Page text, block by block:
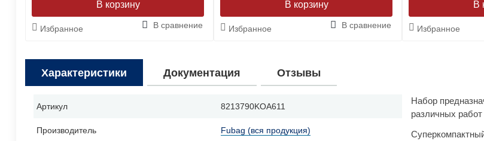
Избранное В сравнение Избранное В сравнение Избранное
Характеристики Документация Отзывы
Артикул 8213790KOA611
Производитель Fubag (вся продукция)
Набор
различных